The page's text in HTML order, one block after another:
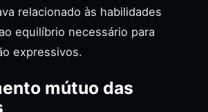
relacionado às habilidades
equilíbrio necessário para
expressivos.
mútuo das